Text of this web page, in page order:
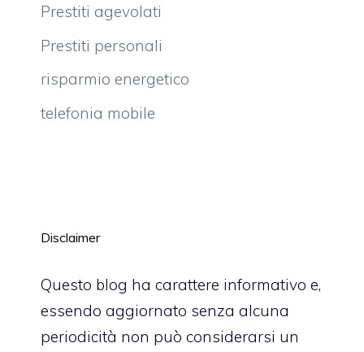
Prestiti agevolati
Prestiti personali
risparmio energetico
telefonia mobile
Disclaimer
Questo blog ha carattere informativo e,
essendo aggiornato senza alcuna
periodicità non può considerarsi un